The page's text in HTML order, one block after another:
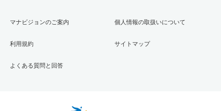
マナビジョンのご案内
利用規約
よくある質問と回答
個人情報の取扱いについて
サイトマップ